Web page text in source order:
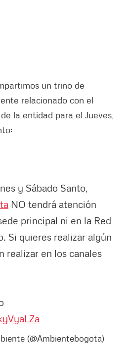
un trino de
relacionado con el
la entidad para el Jueves,
y Sábado Santo,
NO tendrá atención
principal ni en la Red
Si quieres realizar algún
realizar en los canales
(@Ambientebogota)